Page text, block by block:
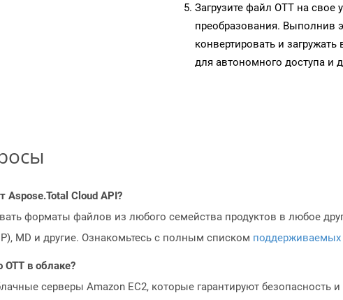
Загрузите файл OTT на свое
преобразования. Выполнив
конвертировать и
для автономного доступа и
Cloud API?
форматы файлов из любого семейства продуктов в любое
MD и другие. Ознакомьтесь с полным списком
OTT в облаке?
серверы Amazon EC2, которые гарантируют безопасность и